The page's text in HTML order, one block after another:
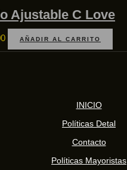
Ajustable C Love
AÑADIR AL CARRITO
INICIO
Políticas Detal
Contacto
Políticas Mayoristas